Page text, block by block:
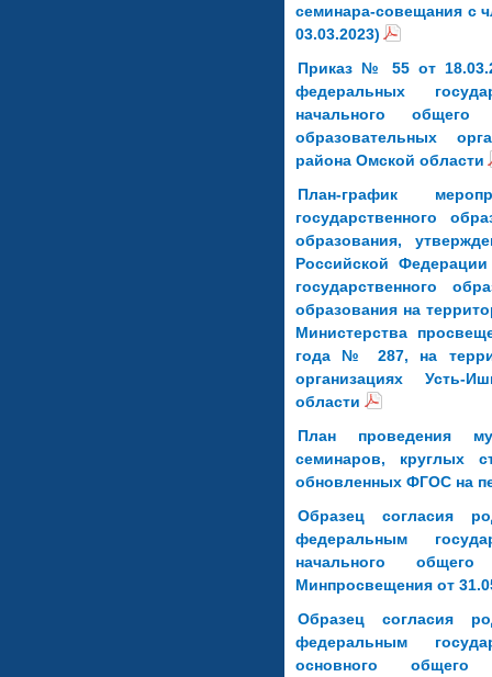
семинара-совещания с
03.03.2023)
Приказ № 55 от
федеральных
начального
образовательных
района Омской области
План-график
государственного
образования,
Российской
государственного
образования на
Министерства
года № 287, на
организациях Усть-
области
План проведения
семинаров, круглых
обновленных ФГОС на
Образец согласия
федеральным
начального
Минпросвещения от
Образец согласия
федеральным
основного общего